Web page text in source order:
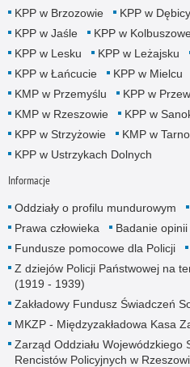
KPP w Brzozowie KPP w Dębicy
KPP w Jaśle
KPP w
KPP w Lesku
KPP w Leżajsku
KPP w Łańcucie
KPP w Mielcu
KMP w Przemyślu
KPP w
KMP w Rzeszowie
KPP w
KPP w Strzyżowie
KMP w
KPP w Ustrzykach Dolnych
Informacje
Oddziały o profilu mundurowym
Prawa człowieka
Badanie
Fundusze pomocowe dla Policji
Z dziejów Policji Państwowej na
(1919 - 1939)
Zakładowy Fundusz Świadczeń
MKZP - Międzyzakładowa Kasa
Zarząd Oddziału Wojewódzkiego
Rencistów Policyjnych w